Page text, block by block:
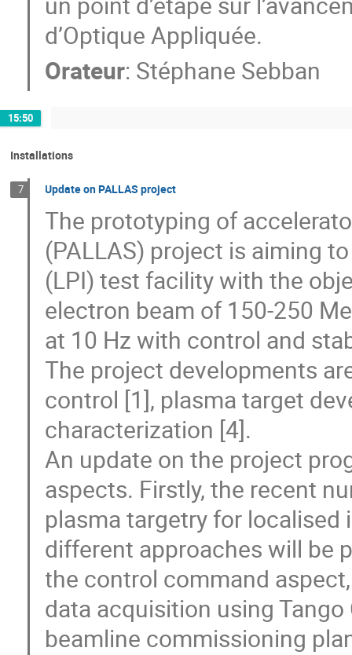
d’Optique Appliquée.
Orateur: Stéphane Sebban
15:50
Installations
7 Update on PALLAS project
The prototyping of
(PALLAS) project is aiming
(LPI) test facility with the
electron beam of 150-250
at 10 Hz with control and
The project developments
control [1], plasma target
characterization [4].
An update on the project
aspects. Firstly, the recent
plasma targetry for
different approaches will be
the control command
data acquisition using
beamline commissioning